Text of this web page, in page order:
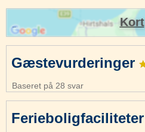
Gæstevurderinger
Baseret på 28 svar
Ferieboligfaciliteter
Kort